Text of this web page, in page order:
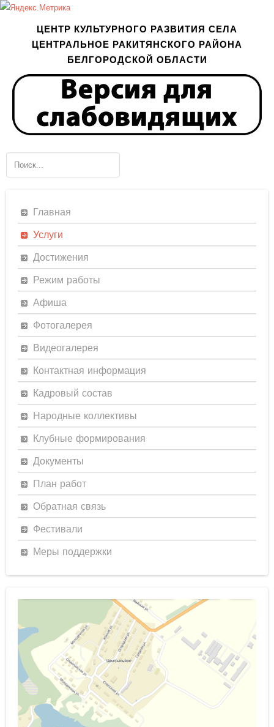
ЦЕНТР КУЛЬТУРНОГО РАЗВИТИЯ СЕЛА
ЦЕНТРАЛЬНОЕ РАКИТЯНСКОГО РАЙОНА
БЕЛГОРОДСКОЙ ОБЛАСТИ
Главная
Услуги
Достижения
Режим работы
Афиша
Фотогалерея
Видеогалерея
Контактная информация
Кадровый состав
Народные коллективы
Клубные формирования
Документы
План работ
Обратная связь
Фестивали
Меры поддержки